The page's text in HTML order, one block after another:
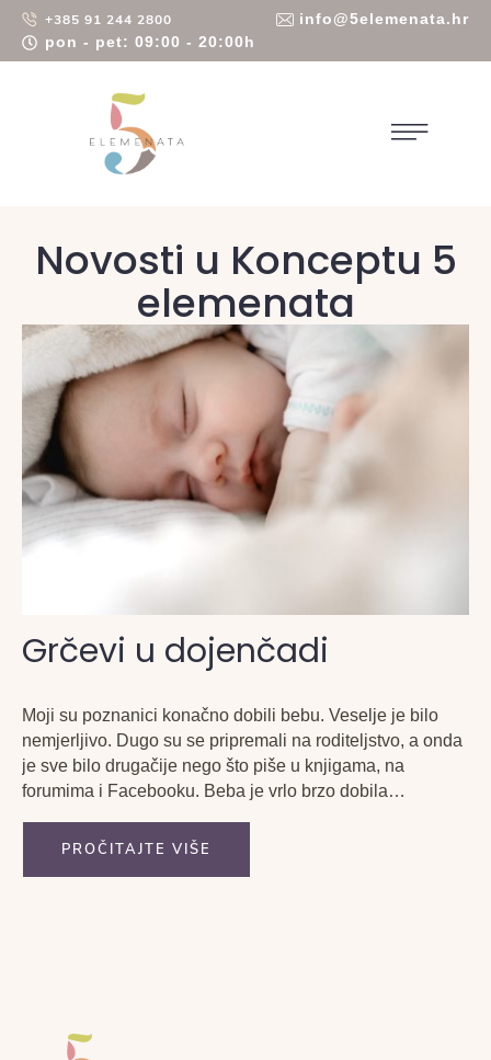
+385 91 244 2800
info@5elemenata.hr
pon - pet: 09:00 - 20:00h
Novosti u Konceptu 5
elemenata
Grčevi u dojenčadi
Moji su poznanici konačno dobili bebu. Veselje je bilo
nemjerljivo. Dugo su se pripremali na roditeljstvo, a onda
je sve bilo drugačije nego što piše u knjigama, na
forumima i Facebooku. Beba je vrlo brzo dobila
bebu koja ima grčeve, znaju...
PROČITAJTE VIŠE